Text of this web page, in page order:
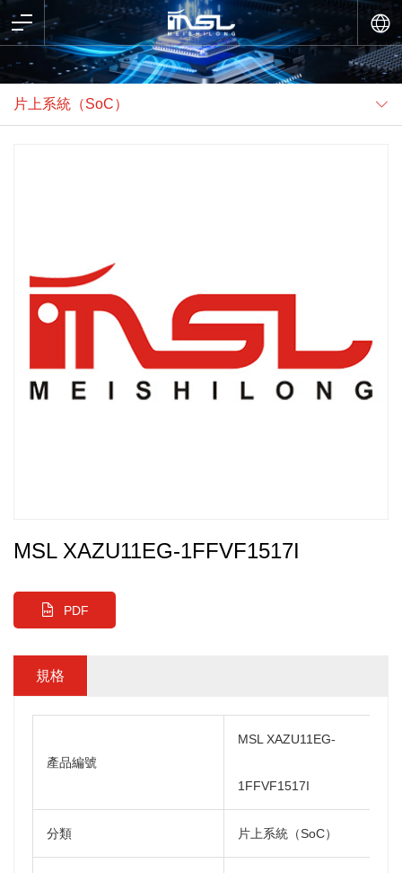
片上系統（SoC）
MSL XAZU11EG-1FFVF1517I
PDF
規格
產品編號
MSL XAZU11EG-
1FFVF1517I
分類 片上系統（SoC）